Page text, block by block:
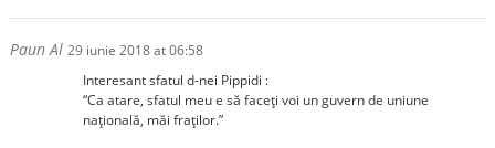
Paun Al 29 iunie 2018 at 06:58
Interesant sfatul d-nei Pippidi :
“Ca atare, sfatul meu e să faceţi voi un guvern de uniune
naţională, măi fraţilor.”